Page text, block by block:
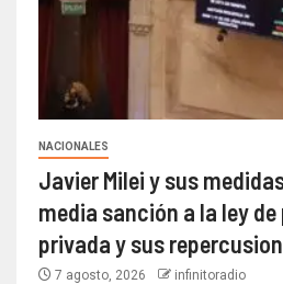
NACIONALES
Javier Milei y sus
media sanción a la ley
privada y sus
7 agosto, 2026 infinitoradio